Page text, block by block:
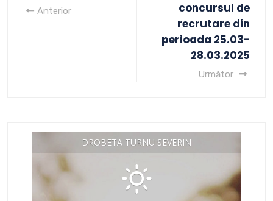
Anterior
concursul de
recrutare din
perioada 25.03-
28.03.2025
Următor
DROBETA TURNU SEVERIN